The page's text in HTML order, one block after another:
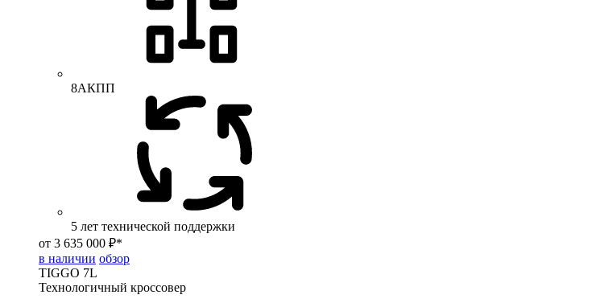
8АКПП
5 лет технической поддержки
от 3 635 000 ₽*
в наличии обзор
TIGGO 7L
Технологичный кроссовер